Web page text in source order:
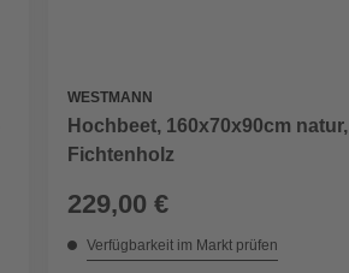
WESTMANN
Hochbeet, 160x70x90cm natur,
Fichtenholz
229,00 €
Verfügbarkeit im Markt prüfen